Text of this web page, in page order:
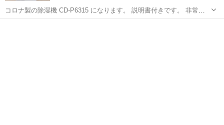
コロナ製の除湿機 CD-P6315 になります。 説明書付きです。 非常に
パワフルで、すぐにタンクに水が溜まります。 コンプレッサー式です